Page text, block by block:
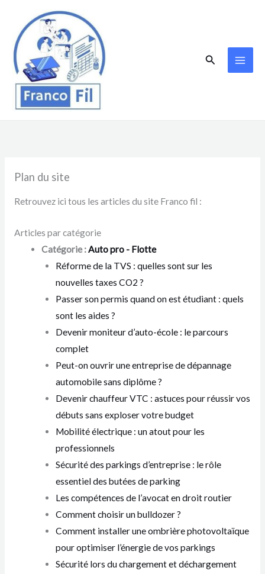
contenu
Rechercher
Plan du site
Retrouvez ici tous les articles du site Franco fil :
Articles par catégorie
Catégorie : Auto pro - Flotte
Réforme de la TVS : quelles sont sur les
nouvelles taxes CO2 ?
Passer son permis quand on est étudiant : quels
sont les aides ?
Devenir moniteur d’auto-école : le parcours
complet
Peut-on ouvrir une entreprise de dépannage
automobile sans diplôme ?
Devenir chauffeur VTC : astuces pour réussir vos
débuts sans exploser votre budget
Mobilité électrique : un atout pour les
professionnels
Sécurité des parkings d’entreprise : le rôle
essentiel des butées de parking
Les compétences de l’avocat en droit routier
Comment choisir un bulldozer ?
Comment installer une ombrière photovoltaïque
pour optimiser l’énergie de vos parkings
Sécurité lors du chargement et déchargement